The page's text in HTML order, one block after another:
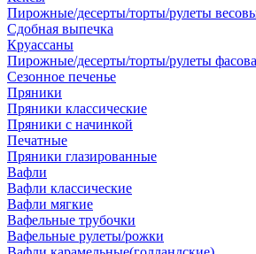
Пирожные/десерты/торты/рулеты
Сдобная выпечка
Круассаны
Пирожные/десерты/торты/рулеты
Сезонное печенье
Пряники
Пряники классические
Пряники с начинкой
Печатные
Пряники глазированные
Вафли
Вафли классические
Вафли мягкие
Вафельные трубочки
Вафельные рулеты/рожки